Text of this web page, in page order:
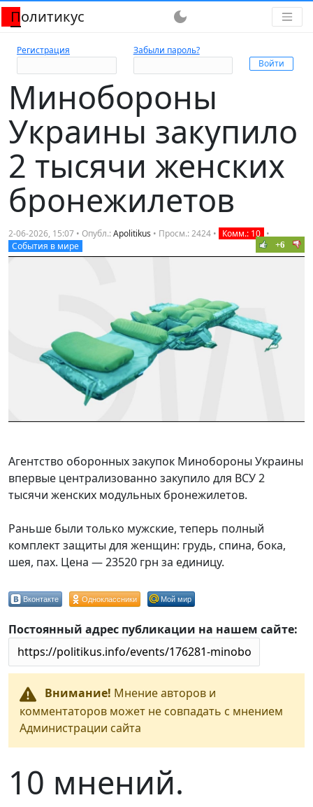
Политикус dark_mode
Регистрация Забыли пароль?
Минобороны
Украины закупило
2 тысячи женских
бронежилетов
2-06-2026, 15:07 • Опубл.:Apolitikus • Просм.: 2424 • Комм.: 10 •
События в мире
+6
Агентство оборонных закупок Минобороны Украины
впервые централизованно закупило для ВСУ 2
тысячи женских модульных бронежилетов.
Раньше были только мужские, теперь полный
комплект защиты для женщин: грудь, спина, бока,
шея, пах. Цена — 23520 грн за единицу.
Вконтакте Одноклассники Мой мир
Постоянный адрес публикации на нашем сайте:
Внимание! Мнение авторов и
комментаторов может не совпадать с мнением
Администрации сайта
10 мнений.